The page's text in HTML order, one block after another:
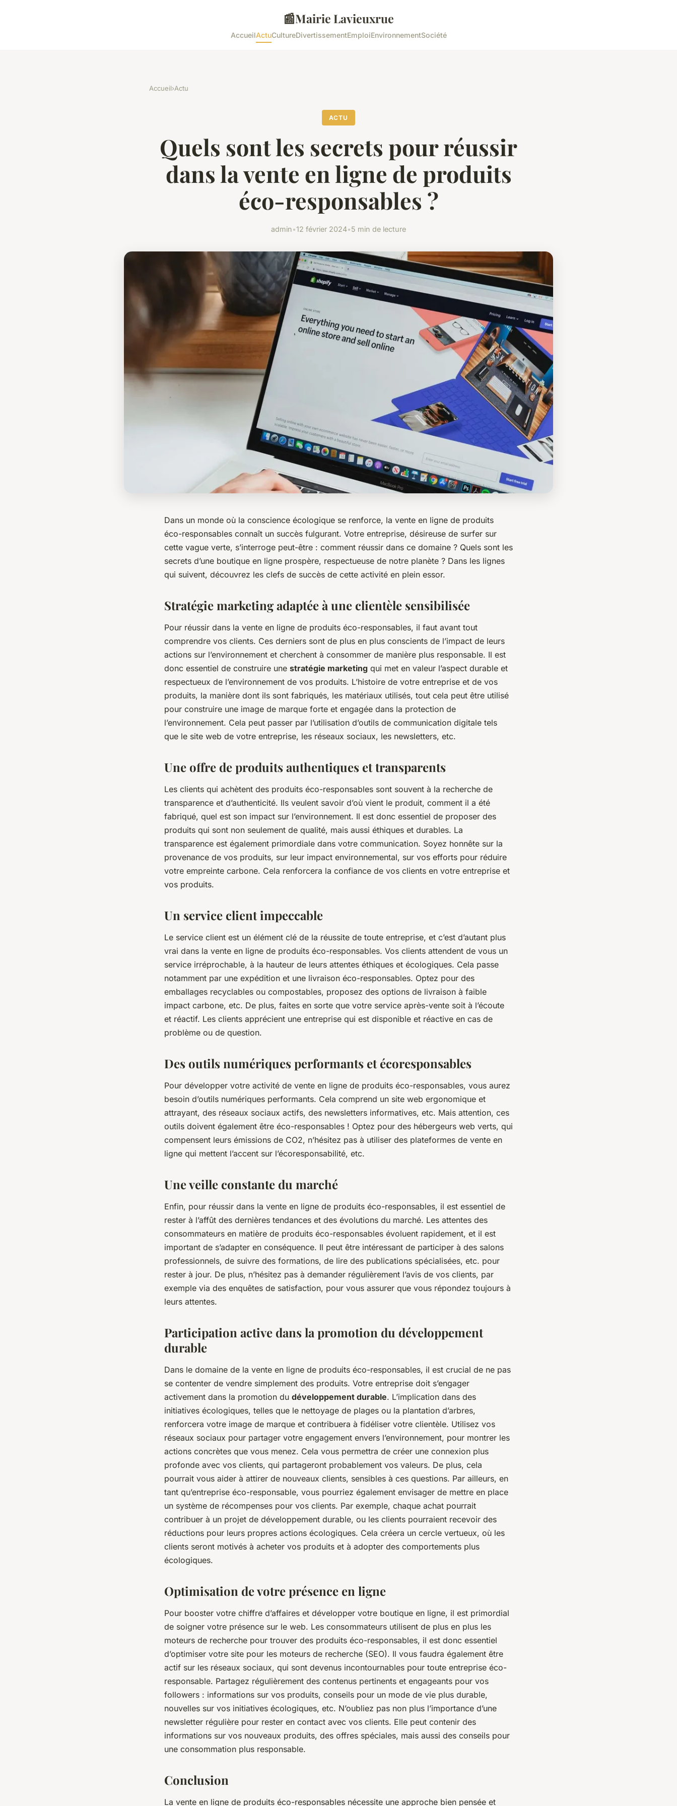
📰Mairie Lavieuxrue
AccueilActuCultureDivertissementEmploiEnvironnementSociété
Accueil›Actu
ACTU
Quels sont les secrets pour réussir
dans la vente en ligne de produits
éco-responsables ?
admin•12 février 2024•5 min de lecture
Dans un monde où la conscience écologique se renforce, la vente en ligne de produits
éco-responsables connaît un succès fulgurant. Votre entreprise, désireuse de surfer sur
cette vague verte, s’interroge peut-être : comment réussir dans ce domaine ? Quels sont les
secrets d’une boutique en ligne prospère, respectueuse de notre planète ? Dans les lignes
qui suivent, découvrez les clefs de succès de cette activité en plein essor.
Stratégie marketing adaptée à une clientèle sensibilisée
Pour réussir dans la vente en ligne de produits éco-responsables, il faut avant tout
comprendre vos clients. Ces derniers sont de plus en plus conscients de l’impact de leurs
actions sur l’environnement et cherchent à consommer de manière plus responsable. Il est
donc essentiel de construire une stratégie marketing qui met en valeur l’aspect durable et
respectueux de l’environnement de vos produits. L’histoire de votre entreprise et de vos
produits, la manière dont ils sont fabriqués, les matériaux utilisés, tout cela peut être utilisé
pour construire une image de marque forte et engagée dans la protection de
l’environnement. Cela peut passer par l’utilisation d’outils de communication digitale tels
que le site web de votre entreprise, les réseaux sociaux, les newsletters, etc.
Une offre de produits authentiques et transparents
Les clients qui achètent des produits éco-responsables sont souvent à la recherche de
transparence et d’authenticité. Ils veulent savoir d’où vient le produit, comment il a été
fabriqué, quel est son impact sur l’environnement. Il est donc essentiel de proposer des
produits qui sont non seulement de qualité, mais aussi éthiques et durables. La
transparence est également primordiale dans votre communication. Soyez honnête sur la
provenance de vos produits, sur leur impact environnemental, sur vos efforts pour réduire
votre empreinte carbone. Cela renforcera la confiance de vos clients en votre entreprise et
vos produits.
Un service client impeccable
Le service client est un élément clé de la réussite de toute entreprise, et c’est d’autant plus
vrai dans la vente en ligne de produits éco-responsables. Vos clients attendent de vous un
service irréprochable, à la hauteur de leurs attentes éthiques et écologiques. Cela passe
notamment par une expédition et une livraison éco-responsables. Optez pour des
emballages recyclables ou compostables, proposez des options de livraison à faible
impact carbone, etc. De plus, faites en sorte que votre service après-vente soit à l’écoute
et réactif. Les clients apprécient une entreprise qui est disponible et réactive en cas de
problème ou de question.
Des outils numériques performants et écoresponsables
Pour développer votre activité de vente en ligne de produits éco-responsables, vous aurez
besoin d’outils numériques performants. Cela comprend un site web ergonomique et
attrayant, des réseaux sociaux actifs, des newsletters informatives, etc. Mais attention, ces
outils doivent également être éco-responsables ! Optez pour des hébergeurs web verts, qui
compensent leurs émissions de CO2, n’hésitez pas à utiliser des plateformes de vente en
ligne qui mettent l’accent sur l’écoresponsabilité, etc.
Une veille constante du marché
Enfin, pour réussir dans la vente en ligne de produits éco-responsables, il est essentiel de
rester à l’affût des dernières tendances et des évolutions du marché. Les attentes des
consommateurs en matière de produits éco-responsables évoluent rapidement, et il est
important de s’adapter en conséquence. Il peut être intéressant de participer à des salons
professionnels, de suivre des formations, de lire des publications spécialisées, etc. pour
rester à jour. De plus, n’hésitez pas à demander régulièrement l’avis de vos clients, par
exemple via des enquêtes de satisfaction, pour vous assurer que vous répondez toujours à
leurs attentes.
Participation active dans la promotion du développement
durable
Dans le domaine de la vente en ligne de produits éco-responsables, il est crucial de ne pas
se contenter de vendre simplement des produits. Votre entreprise doit s’engager
activement dans la promotion du développement durable. L’implication dans des
initiatives écologiques, telles que le nettoyage de plages ou la plantation d’arbres,
renforcera votre image de marque et contribuera à fidéliser votre clientèle. Utilisez vos
réseaux sociaux pour partager votre engagement envers l’environnement, pour montrer les
actions concrètes que vous menez. Cela vous permettra de créer une connexion plus
profonde avec vos clients, qui partageront probablement vos valeurs. De plus, cela
pourrait vous aider à attirer de nouveaux clients, sensibles à ces questions. Par ailleurs, en
tant qu’entreprise éco-responsable, vous pourriez également envisager de mettre en place
un système de récompenses pour vos clients. Par exemple, chaque achat pourrait
contribuer à un projet de développement durable, ou les clients pourraient recevoir des
réductions pour leurs propres actions écologiques. Cela créera un cercle vertueux, où les
clients seront motivés à acheter vos produits et à adopter des comportements plus
écologiques.
Optimisation de votre présence en ligne
Pour booster votre chiffre d’affaires et développer votre boutique en ligne, il est primordial
de soigner votre présence sur le web. Les consommateurs utilisent de plus en plus les
moteurs de recherche pour trouver des produits éco-responsables, il est donc essentiel
d’optimiser votre site pour les moteurs de recherche (SEO). Il vous faudra également être
actif sur les réseaux sociaux, qui sont devenus incontournables pour toute entreprise éco-
responsable. Partagez régulièrement des contenus pertinents et engageants pour vos
followers : informations sur vos produits, conseils pour un mode de vie plus durable,
nouvelles sur vos initiatives écologiques, etc. N’oubliez pas non plus l’importance d’une
newsletter régulière pour rester en contact avec vos clients. Elle peut contenir des
informations sur vos nouveaux produits, des offres spéciales, mais aussi des conseils pour
une consommation plus responsable.
Conclusion
La vente en ligne de produits éco-responsables nécessite une approche bien pensée et